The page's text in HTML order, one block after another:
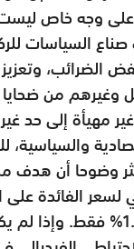
على وجه خاص
السياسات
الضرائب،
وغيرهم من
مهيأة إلى حد
والسياسية،
وضوحا أن هدف
لسعر الفائدة على
يزال 1.25% إلى 1.5% فقط.